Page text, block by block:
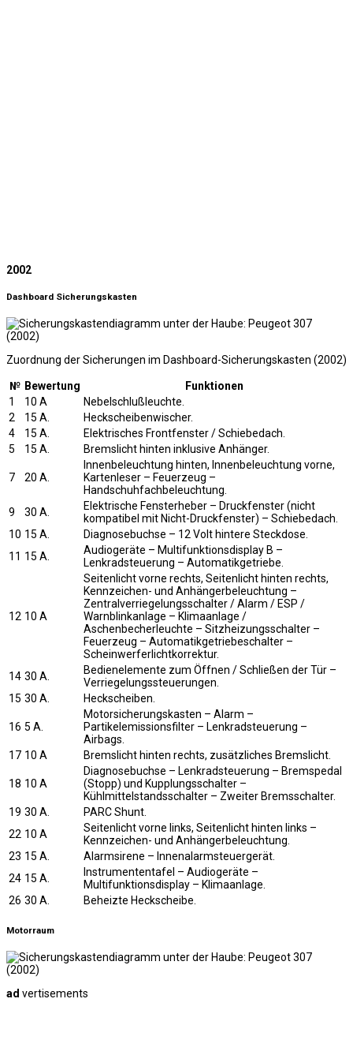
2002
Dashboard Sicherungskasten
Zuordnung der Sicherungen im Dashboard-Sicherungskasten (2002)
№ Bewertung
Funktionen
1
10 A
Nebelschlußleuchte.
2
15 A.
Heckscheibenwischer.
4
15 A.
Elektrisches Frontfenster / Schiebedach.
5
15 A. Bremslicht hinten inklusive Anhänger.
7 20 A.
Innenbeleuchtung hinten, Innenbeleuchtung vorne,
Kartenleser – Feuerzeug –
Handschuhfachbeleuchtung.
9
30 A.
Elektrische Fensterheber – Druckfenster (nicht
kompatibel mit Nicht-Druckfenster) – Schiebedach.
10 15 A.
Diagnosebuchse – 12 Volt hintere Steckdose.
11 15 A.
Audiogeräte – Multifunktionsdisplay B –
Lenkradsteuerung – Automatikgetriebe.
12 10 A
Seitenlicht vorne rechts, Seitenlicht hinten rechts,
Kennzeichen- und Anhängerbeleuchtung –
Zentralverriegelungsschalter / Alarm / ESP /
Warnblinkanlage – Klimaanlage /
Aschenbecherleuchte – Sitzheizungsschalter –
Feuerzeug – Automatikgetriebeschalter –
Scheinwerferlichtkorrektur.
14 30 A.
Bedienelemente zum Öffnen / Schließen der Tür –
Verriegelungssteuerungen.
15 30 A. Heckscheiben.
16 5 A.
Motorsicherungskasten – Alarm –
Partikelemissionsfilter – Lenkradsteuerung –
Airbags.
17 10 A Bremslicht hinten rechts, zusätzliches Bremslicht.
18 10 A
Diagnosebuchse – Lenkradsteuerung – Bremspedal
(Stopp) und Kupplungsschalter –
Kühlmittelstandsschalter – Zweiter Bremsschalter.
19 30 A.
PARC Shunt.
22 10 A
Seitenlicht vorne links, Seitenlicht hinten links –
Kennzeichen- und Anhängerbeleuchtung.
23 15 A.
Alarmsirene – Innenalarmsteuergerät.
24 15 A.
Instrumententafel – Audiogeräte –
Multifunktionsdisplay – Klimaanlage.
26 30 A. Beheizte Heckscheibe.
Motorraum
ad vertisements